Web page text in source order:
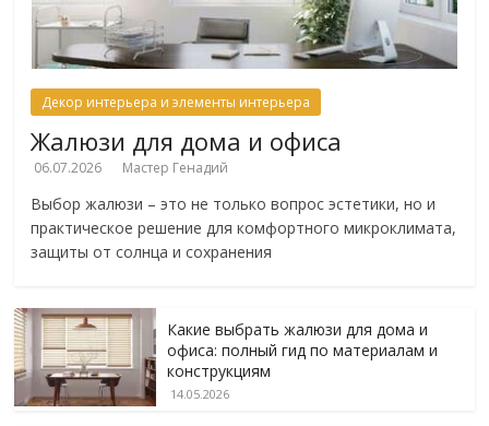
Декор интерьера и элементы интерьера
Жалюзи для дома и офиса
06.07.2026 Мастер Генадий
Выбор жалюзи – это не только вопрос эстетики, но и
практическое решение для комфортного микроклимата,
защиты от солнца и сохранения
Какие выбрать жалюзи для дома и
офиса: полный гид по материалам и
конструкциям
14.05.2026